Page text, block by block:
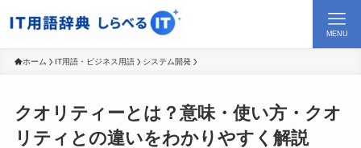
MENU
ホーム IT用語・ビジネス用語 システム開発
クオリティーとは？意味・使い方・クオ
リティとの違いをわかりやすく解説